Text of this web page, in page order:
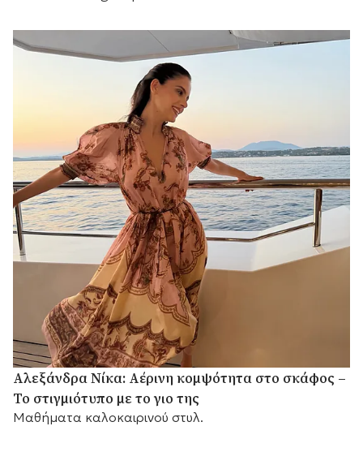
Αλεξάνδρα Νίκα: Αέρινη κομψότητα στο σκάφος –
Το στιγμιότυπο με το γιο της
Μαθήματα καλοκαιρινού στυλ.